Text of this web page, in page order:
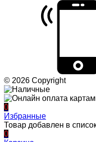
© 2026 Copyright
0
Избранные
Товар добавлен в
0